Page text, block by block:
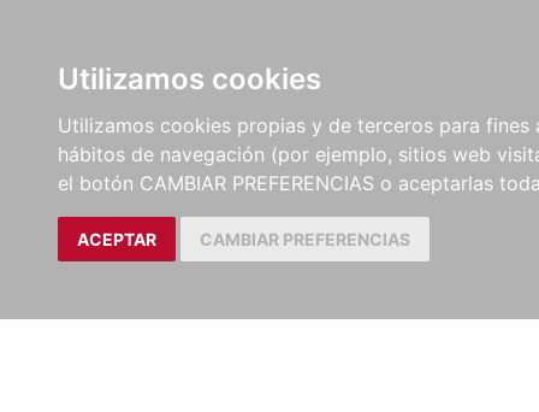
Utilizamos cookies
Utilizamos cookies propias y de terceros para
hábitos de navegación (por ejemplo, sitios web
el botón CAMBIAR PREFERENCIAS o aceptarlas
ACEPTAR CAMBIAR PREFERENCIAS